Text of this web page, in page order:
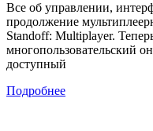
Все об управлении,
продолжение
Standoff: Multiplayer.
многопользовательский
доступный
Подробнее